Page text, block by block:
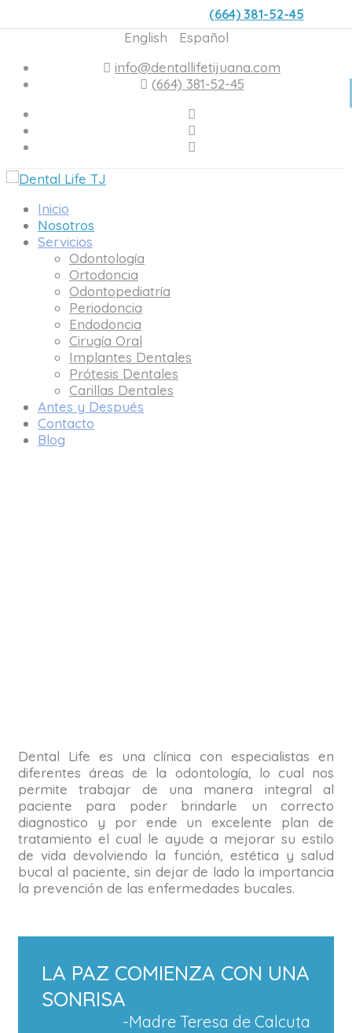
(664) 381-52-45
English
Español
info@dentallifetijuana.com
(664) 381-52-45
Inicio
Nosotros
Servicios
Odontología
Ortodoncia
Odontopediatría
Periodoncia
Endodoncia
Cirugía Oral
Implantes Dentales
Prótesis Dentales
Carillas Dentales
Antes y Después
Contacto
Blog
Dental Life es una clínica con especialistas en
diferentes áreas de la odontología, lo cual nos
permite trabajar de una manera integral al
paciente para poder brindarle un correcto
diagnostico y por ende un excelente plan de
tratamiento el cual le ayude a mejorar su estilo
de vida devolviendo la función, estética y salud
bucal al paciente, sin dejar de lado la importancia
la prevención de las enfermedades bucales.
LA PAZ COMIENZA CON UNA
SONRISA
-Madre Teresa de Calcuta